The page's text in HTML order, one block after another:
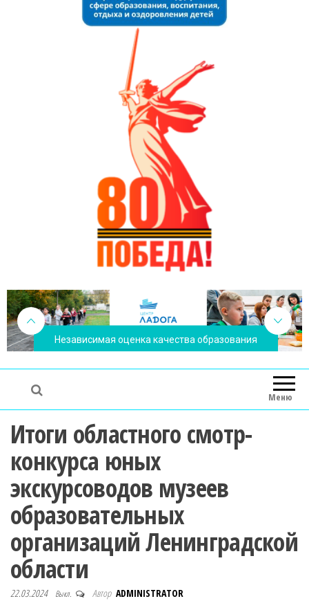
Независимая оценка качества образования
Меню
Итоги областного смотр-
конкурса юных
экскурсоводов музеев
образовательных
организаций Ленинградской
области
22.03.2024 Выкл. Автор ADMINISTRATOR